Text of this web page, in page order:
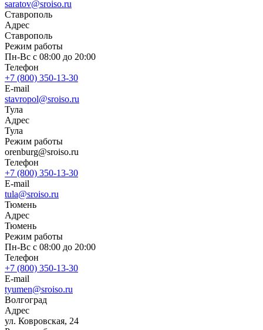
saratov@sroiso.ru
Ставрополь
Адрес
Ставрополь
Режим работы
Пн-Вс с 08:00 до 20:00
Телефон
+7 (800) 350-13-30
E-mail
stavropol@sroiso.ru
Тула
Адрес
Тула
Режим работы
orenburg@sroiso.ru
Телефон
+7 (800) 350-13-30
E-mail
tula@sroiso.ru
Тюмень
Адрес
Тюмень
Режим работы
Пн-Вс с 08:00 до 20:00
Телефон
+7 (800) 350-13-30
E-mail
tyumen@sroiso.ru
Волгоград
Адрес
ул. Ковровская, 24